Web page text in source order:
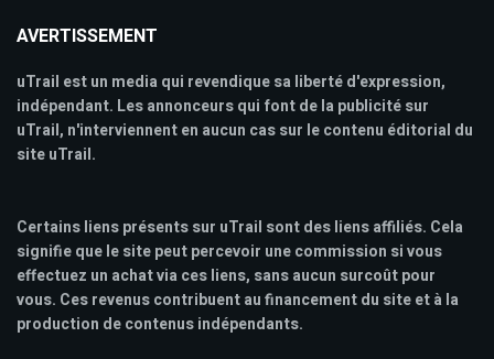
AVERTISSEMENT
uTrail est un media qui revendique sa liberté d'expression,
indépendant. Les annonceurs qui font de la publicité sur
uTrail, n'interviennent en aucun cas sur le contenu éditorial du
site uTrail.
Certains liens présents sur uTrail sont des liens affiliés. Cela
signifie que le site peut percevoir une commission si vous
effectuez un achat via ces liens, sans aucun surcoût pour
vous. Ces revenus contribuent au financement du site et à la
production de contenus indépendants.